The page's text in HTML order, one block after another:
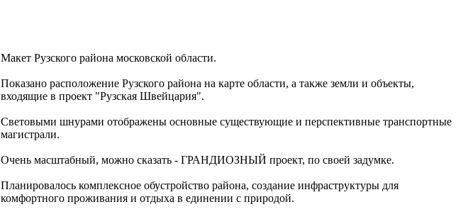
Макет Рузского района московской области.
Показано расположение Рузского района на карте области, а также земли и объекты,
входящие в проект "Рузская Швейцария".
Световыми шнурами отображены основные существующие и перспективные транспортные
магистрали.
Очень масштабный, можно сказать - ГРАНДИОЗНЫЙ проект, по своей задумке.
Планировалось комплексное обустройство района, создание инфраструктуры для
комфортного проживания и отдыха в единении с природой.